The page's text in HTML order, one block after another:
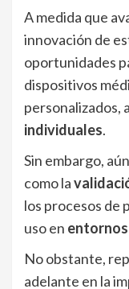
A medida que
innovación de
oportunidades
dispositivos
personalizados,
individuales.
Sin embargo,
como la
los procesos de
uso en
No obstante,
adelante en la